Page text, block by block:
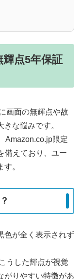
点5年保証
画面の無輝点や故
な悩みです。
Amazon.co.jp限定
備えており、ユー
。
色が全く表示されず
うした輝点が視覚
がりやすい特徴があ